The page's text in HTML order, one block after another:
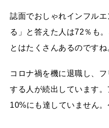
誌面でおしゃれインフル
る」と答えた人は72％も
とはたくさんあるのですね
コロナ禍を機に退職し、
する人が続出しています
10%にも達していません